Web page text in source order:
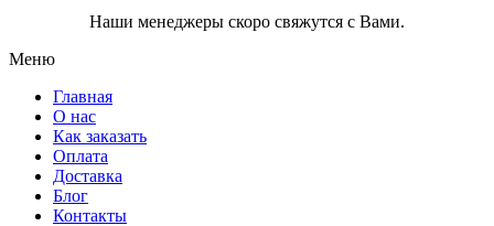
Наши менеджеры скоро свяжутся с Вами.
Меню
Главная
О нас
Как заказать
Оплата
Доставка
Блог
Контакты